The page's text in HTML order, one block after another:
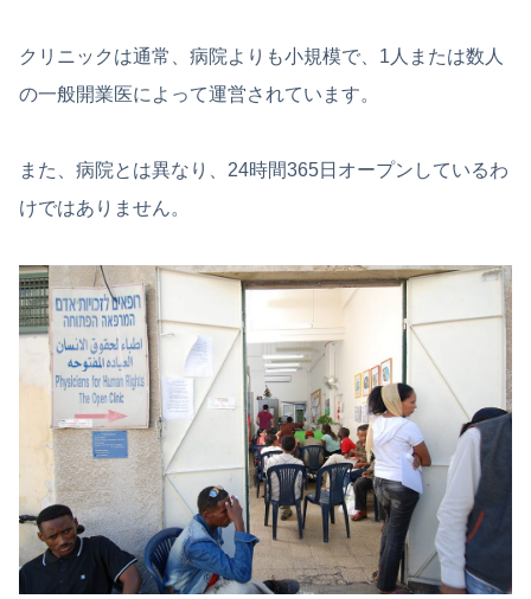
クリニックは通常、病院よりも小規模で、1人または数人
の一般開業医によって運営されています。
また、病院とは異なり、24時間365日オープンしているわ
けではありません。